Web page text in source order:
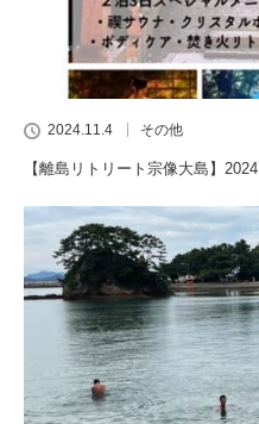
2024.11.4 その他
【離島リトリート宗像大島】